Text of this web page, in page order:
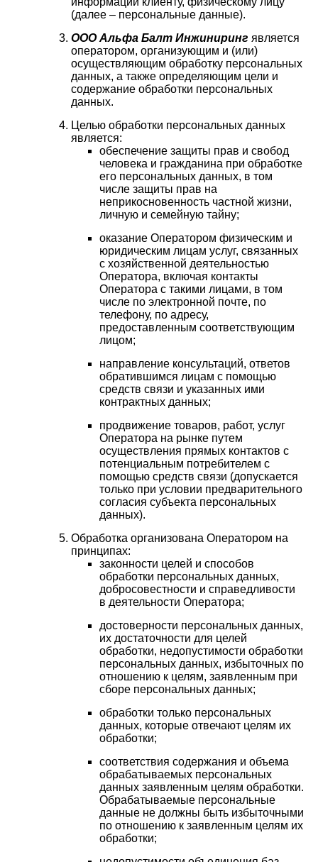
(далее – персональные данные).
ООО Альфа Балт Инжиниринг является
оператором, организующим и (или)
осуществляющим обработку персональных
данных, а также определяющим цели и
содержание обработки персональных
данных.
Целью обработки персональных данных
является:
обеспечение защиты прав и свобод
человека и гражданина при обработке
его персональных данных, в том
числе защиты прав на
неприкосновенность частной жизни,
личную и семейную тайну;
оказание Оператором физическим и
юридическим лицам услуг, связанных
с хозяйственной деятельностью
Оператора, включая контакты
Оператора с такими лицами, в том
числе по электронной почте, по
телефону, по адресу,
предоставленным соответствующим
лицом;
направление консультаций, ответов
обратившимся лицам с помощью
средств связи и указанных ими
контрактных данных;
продвижение товаров, работ, услуг
Оператора на рынке путем
осуществления прямых контактов с
потенциальным потребителем с
помощью средств связи (допускается
только при условии предварительного
согласия субъекта персональных
данных).
Обработка организована Оператором на
принципах:
законности целей и способов
обработки персональных данных,
добросовестности и справедливости
в деятельности Оператора;
достоверности персональных данных,
их достаточности для целей
обработки, недопустимости обработки
персональных данных, избыточных по
отношению к целям, заявленным при
сборе персональных данных;
обработки только персональных
данных, которые отвечают целям их
обработки;
соответствия содержания и объема
обрабатываемых персональных
данных заявленным целям обработки.
Обрабатываемые персональные
данные не должны быть избыточными
по отношению к заявленным целям их
обработки;